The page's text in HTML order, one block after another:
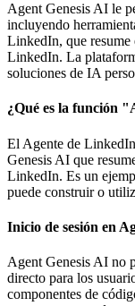
Agent Genesis AI le
incluyendo
LinkedIn, que resume
LinkedIn. La
soluciones de IA
¿Qué es la función
El Agente de
Genesis AI que
LinkedIn. Es un
puede construir o
Inicio de sesión en
Agent Genesis AI no
directo para los
componentes de